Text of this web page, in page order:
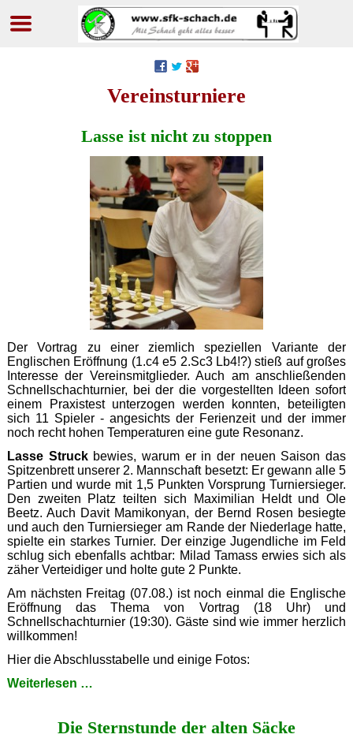
Vereinsturniere
Lasse ist nicht zu stoppen
Der Vortrag zu einer ziemlich speziellen Variante der
Englischen Eröffnung (1.c4 e5 2.Sc3 Lb4!?) stieß auf großes
Interesse der Vereinsmitglieder. Auch am anschließenden
Schnellschachturnier, bei der die vorgestellten Ideen sofort
einem Praxistest unterzogen werden konnten, beteiligten
sich 11 Spieler - angesichts der Ferienzeit und der immer
noch recht hohen Temperaturen eine gute Resonanz.
Lasse Struckbewies, warum er in der neuen Saison das
Spitzenbrett unserer 2. Mannschaft besetzt: Er gewann alle 5
Partien und wurde mit 1,5 Punkten Vorsprung Turniersieger.
Den zweiten Platz teilten sich Maximilian Heldt und Ole
Beetz. Auch Davit Mamikonyan, der Bernd Rosen besiegte
und auch den Turniersieger am Rande der Niederlage hatte,
spielte ein starkes Turnier. Der einzige Jugendliche im Feld
schlug sich ebenfalls achtbar: Milad Tamass erwies sich als
zäher Verteidiger und holte gute 2 Punkte.
Am nächsten Freitag (07.08.) ist noch einmal die Englische
Eröffnung das Thema von Vortrag (18 Uhr) und
Schnellschachturnier (19:30). Gäste sind wie immer herzlich
willkommen!
Hier die Abschlusstabelle und einige Fotos:
Weiterlesen …
zu
Die Sternstunde der alten Säcke